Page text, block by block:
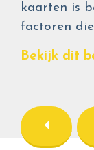
kaarten is
factoren
Bekijk dit